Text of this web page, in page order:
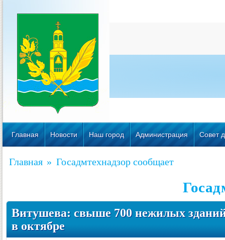
Главная Новости Наш город Администрация Совет
Главная » Госадмтехнадзор сообщает
Витушева: свыше 700 нежилых
в октябре